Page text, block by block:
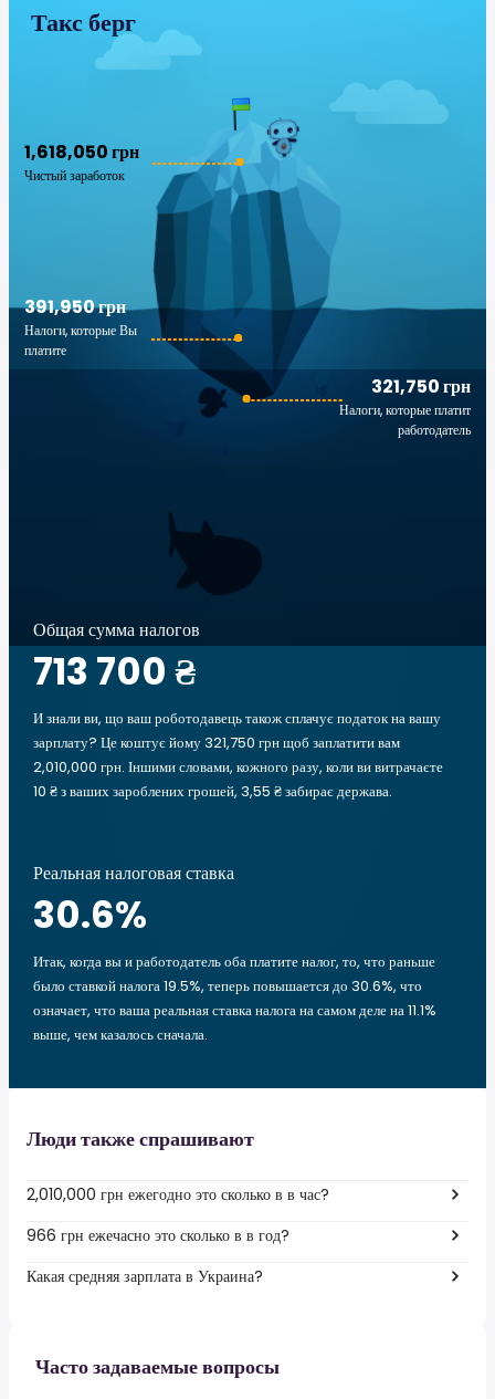
Такс берг
1,618,050 грн
Чистый заработок
321,750 грн
Налоги, которые платит
работодатель
391,950 грн
Налоги, которые Вы
платите
Общая сумма налогов
713 700 ₴
И знали ви, що ваш роботодавець також сплачує податок на вашу
зарплату? Це коштує йому 321,750 грн щоб заплатити вам
2,010,000 грн. Іншими словами, кожного разу, коли ви витрачаєте
10 ₴ з ваших зароблених грошей, 3,55 ₴ забирає держава.
Реальная налоговая ставка
30.6%
Итак, когда вы и работодатель оба платите налог, то, что раньше
было ставкой налога 19.5%, теперь повышается до 30.6%, что
означает, что ваша реальная ставка налога на самом деле на 11.1%
выше, чем казалось сначала.
Люди также спрашивают
2,010,000 грн ежегодно это сколько в в час?
966 грн ежечасно это сколько в в год?
Какая средняя зарплата в Украина?
Часто задаваемые вопросы